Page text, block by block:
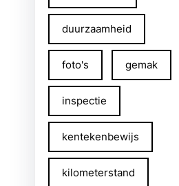
duurzaamheid
foto's gemak
inspectie
kentekenbewijs
kilometerstand